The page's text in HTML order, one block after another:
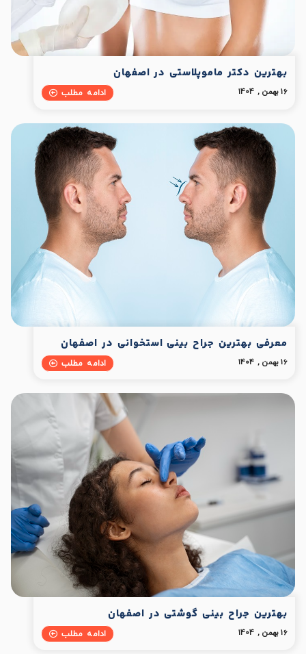
بهترین دکتر ماموپلاستی در اصفهان
16 بهمن , 1404 ادامه مطلب
معرفی بهترین جراح بینی استخوانی در اصفهان
16 بهمن , 1404 ادامه مطلب
بهترین جراح بینی گوشتی در اصفهان
16 بهمن , 1404 ادامه مطلب